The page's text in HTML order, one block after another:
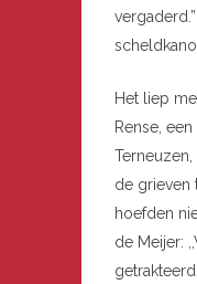
Het liep
Rense,
de grieven
hoefden
de Meijer: